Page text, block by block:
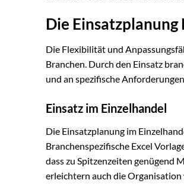
Die Einsatzplanung
Die Flexibilität und
Branchen. Durch den Einsatz
und an spezifische
Einsatz im Einzelhandel
Die Einsatzplanung im
Branchenspezifische Excel
dass zu Spitzenzeiten genügend
erleichtern auch die